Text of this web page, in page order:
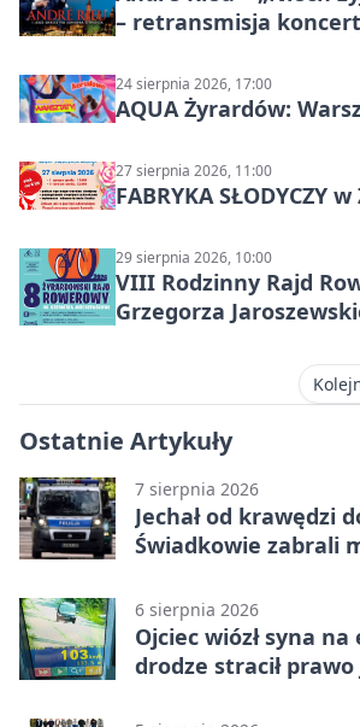
– retransmisja
24 sierpnia 2026, 17:00
AQUA Żyrardów:
27 sierpnia 2026, 11:00
FABRYKA SŁODYCZY
29 sierpnia 2026, 10:00
VIII Rodzinny Rajd
Grzegorza
Ostatnie Artykuły
7 sierpnia 2026
Jechał od krawędzi
Świadkowie zabrali
6 sierpnia 2026
Ojciec wiózł syna
drodze stracił prawo